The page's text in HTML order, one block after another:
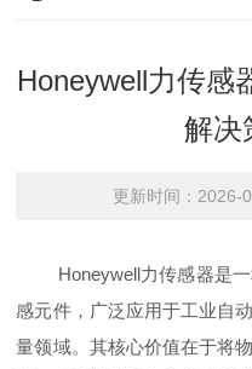
Honeywell力传感
解决
更新时间：
Honeywell力传感器是一
感元件，广泛应用于工业自
量领域。其核心价值在于将